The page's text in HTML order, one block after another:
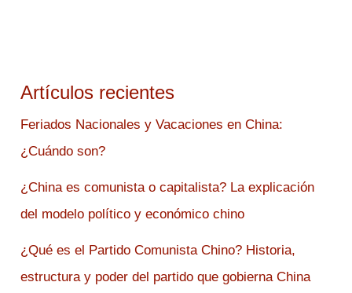
Artículos recientes
Feriados Nacionales y Vacaciones en China:
¿Cuándo son?
¿China es comunista o capitalista? La explicación
del modelo político y económico chino
¿Qué es el Partido Comunista Chino? Historia,
estructura y poder del partido que gobierna China